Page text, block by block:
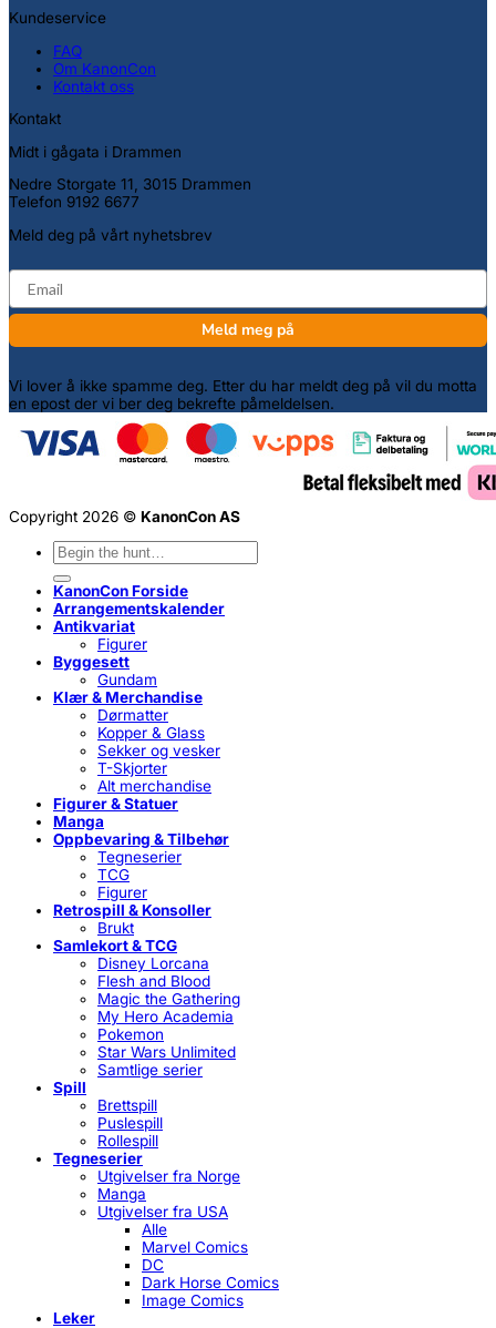
Kundeservice
FAQ
Om KanonCon
Kontakt oss
Kontakt
Midt i gågata i Drammen
Nedre Storgate 11, 3015 Drammen
Telefon 9192 6677
Meld deg på vårt nyhetsbrev
email
Meld meg på
Vi lover å ikke spamme deg. Etter du har meldt deg på vil du motta
en epost der vi ber deg bekrefte påmeldelsen.
Copyright 2026 © KanonCon AS
Søk
etter:
KanonCon Forside
Arrangementskalender
Antikvariat
Figurer
Byggesett
Gundam
Klær & Merchandise
Dørmatter
Kopper & Glass
Sekker og vesker
T-Skjorter
Alt merchandise
Figurer & Statuer
Manga
Oppbevaring & Tilbehør
Tegneserier
TCG
Figurer
Retrospill & Konsoller
Brukt
Samlekort & TCG
Disney Lorcana
Flesh and Blood
Magic the Gathering
My Hero Academia
Pokemon
Star Wars Unlimited
Samtlige serier
Spill
Brettspill
Puslespill
Rollespill
Tegneserier
Utgivelser fra Norge
Manga
Utgivelser fra USA
Alle
Marvel Comics
DC
Dark Horse Comics
Image Comics
Leker